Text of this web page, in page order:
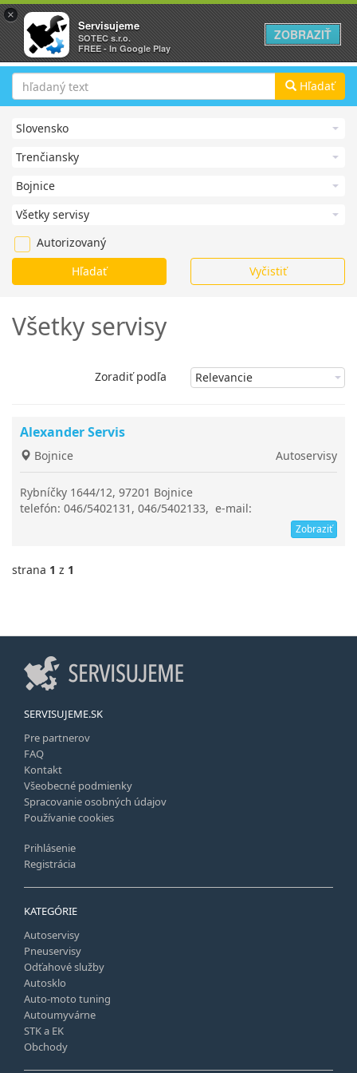
Hľadať
Autorizovaný
Všetky servisy
Zoradiť podľa
Alexander Servis
Bojnice Autoservisy
Rybníčky 1644/12, 97201 Bojnice
telefón: 046/5402131, 046/5402133, e-mail:
Zobraziť
strana 1 z 1
SERVISUJEME.SK
Pre partnerov
FAQ
Kontakt
Všeobecné podmienky
Spracovanie osobných údajov
Používanie cookies
Prihlásenie
Registrácia
KATEGÓRIE
Autoservisy
Pneuservisy
Odťahové služby
Autosklo
Auto-moto tuning
Autoumyvárne
STK a EK
Obchody
×
Servisujeme
SOTEC s.r.o.
FREE - In Google Play
ZOBRAZIŤ